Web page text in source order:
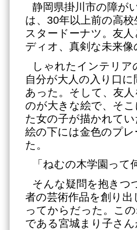
静岡県掛川市の障が
は、30年以上前の高
スタードーナツ。友
ディオ、真剣な未来
しゃれたインテリ
自分が大人の入り口
あった。そして、友
のが大きな絵で、そ
た女の子が描かれて
絵の下には金色のプ
た。
「ねむの木学園って
そんな疑問を抱きつ
者の芸術作品を創り
ってからだった。こ
である宮城まり子さ